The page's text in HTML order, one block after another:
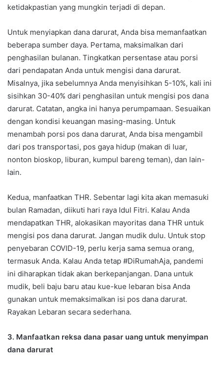
ketidakpastian yang mungkin terjadi di depan.
Untuk menyiapkan dana darurat, Anda bisa memanfaatkan
beberapa sumber daya. Pertama, maksimalkan dari
penghasilan bulanan. Tingkatkan persentase atau porsi
dari pendapatan Anda untuk mengisi dana darurat.
Misalnya, jika sebelumnya Anda menyisihkan 5-10%, kali ini
sisihkan 30-40% dari penghasilan untuk mengisi pos dana
darurat. Catatan, angka ini hanya perumpamaan. Sesuaikan
dengan kondisi keuangan masing-masing. Untuk
menambah porsi pos dana darurat, Anda bisa mengambil
dari pos transportasi, pos gaya hidup (makan di luar,
nonton bioskop, liburan, kumpul bareng teman), dan lain-
lain.
Kedua, manfaatkan THR. Sebentar lagi kita akan memasuki
bulan Ramadan, diikuti hari raya Idul Fitri. Kalau Anda
mendapatkan THR, alokasikan mayoritas dana THR untuk
mengisi pos dana darurat. Jangan mudik dulu. Untuk stop
penyebaran COVID-19, perlu kerja sama semua orang,
termasuk Anda. Kalau Anda tetap #DiRumahAja, pandemi
ini diharapkan tidak akan berkepanjangan. Dana untuk
mudik, beli baju baru atau kue-kue lebaran bisa Anda
gunakan untuk memaksimalkan isi pos dana darurat.
Rayakan Lebaran secara sederhana.
3. Manfaatkan reksa dana pasar uang untuk menyimpan
dana darurat